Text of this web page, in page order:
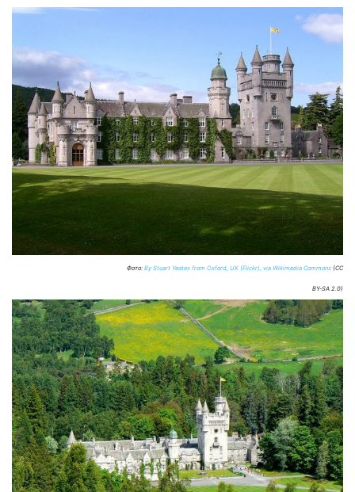
Фото: By Stuart Yeates from Oxford, UK (Flickr), via Wikimedia Commons (CC
BY-SA 2.0)